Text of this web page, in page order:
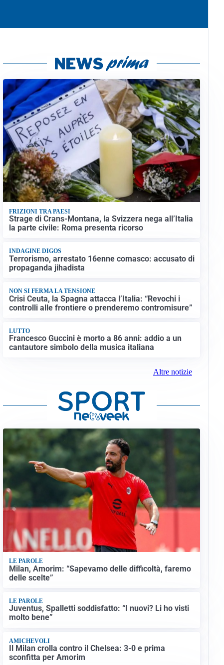
FRIZIONI TRA PAESI
Strage di Crans-Montana, la Svizzera nega all’Italia
la parte civile: Roma presenta ricorso
INDAGINE DIGOS
Terrorismo, arrestato 16enne comasco: accusato di
propaganda jihadista
NON SI FERMA LA TENSIONE
Crisi Ceuta, la Spagna attacca l’Italia: “Revochi i
controlli alle frontiere o prenderemo contromisure”
LUTTO
Francesco Guccini è morto a 86 anni: addio a un
cantautore simbolo della musica italiana
Altre notizie
LE PAROLE
Milan, Amorim: “Sapevamo delle difficoltà, faremo
delle scelte”
LE PAROLE
Juventus, Spalletti soddisfatto: “I nuovi? Li ho visti
molto bene”
AMICHEVOLI
Il Milan crolla contro il Chelsea: 3-0 e prima
sconfitta per Amorim